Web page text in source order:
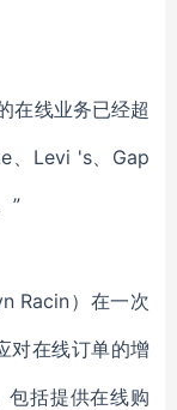
在线业务已经超
、 Levi 's、 Gap
”
Racin）在一次
对在线订单的增
包括提供在线购